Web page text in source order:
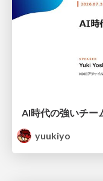
AI時代の強いチー
yuukiyo